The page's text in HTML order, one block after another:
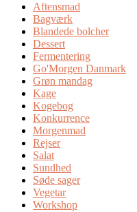
Aftensmad
Bagværk
Blandede bolcher
Dessert
Fermentering
Go'Morgen Danmark
Grøn mandag
Kage
Kogebog
Konkurrence
Morgenmad
Rejser
Salat
Sundhed
Søde sager
Vegetar
Workshop